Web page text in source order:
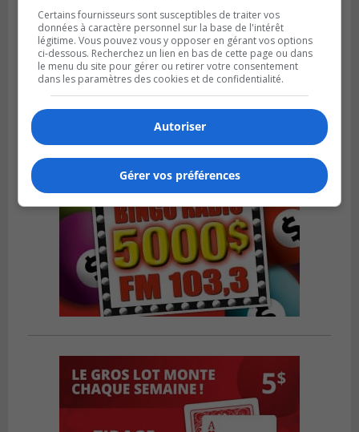
SAINT-BRUNO-DE-MONTARVILLE
Publié le 26 juillet 2026 à 08h01
Saint‑Bruno veut accélérer l’abandon des
outils à essence
Certains fournisseurs sont susceptibles de traiter vos
données à caractère personnel sur la base de l'intérêt
légitime. Vous pouvez vous y opposer en gérant vos options
ci-dessous. Recherchez un lien en bas de cette page ou dans
le menu du site pour gérer ou retirer votre consentement
dans les paramètres des cookies et de confidentialité.
Autoriser
Gérer vos préférences